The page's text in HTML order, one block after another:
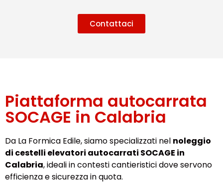
Contattaci
Piattaforma autocarrata
SOCAGE in Calabria
Da La Formica Edile, siamo specializzati nel noleggio
di cestelli elevatori autocarrati SOCAGE in
Calabria, ideali in contesti cantieristici dove servono
efficienza e sicurezza in quota.